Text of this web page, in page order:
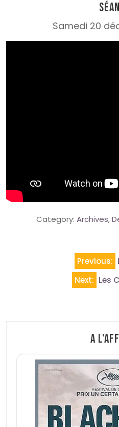
Samedi 20
Category: Archives,
Previous:
Next: Les
A